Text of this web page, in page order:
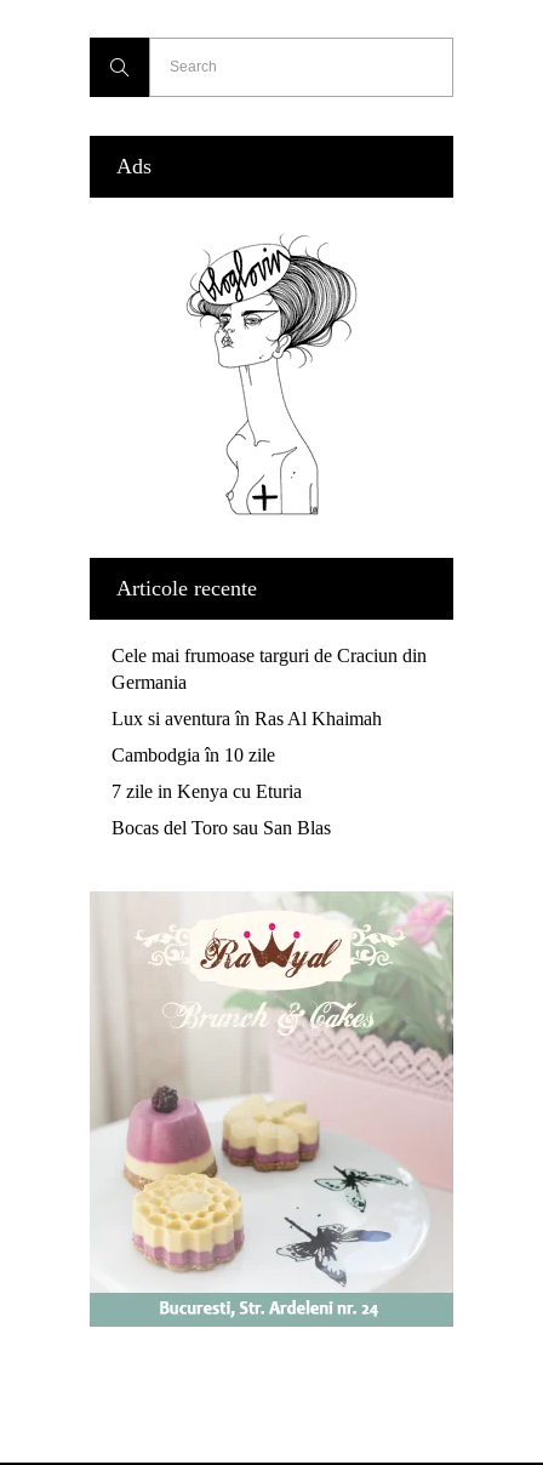
Ads
Articole recente
Cele mai frumoase targuri de Craciun din
Germania
Lux si aventura în Ras Al Khaimah
Cambodgia în 10 zile
7 zile in Kenya cu Eturia
Bocas del Toro sau San Blas